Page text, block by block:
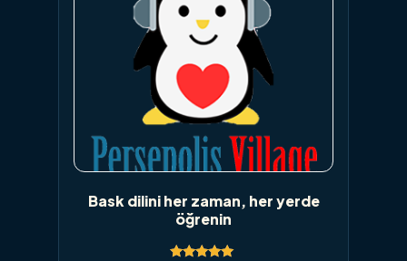
Bask dilini her zaman, her yerde
öğrenin